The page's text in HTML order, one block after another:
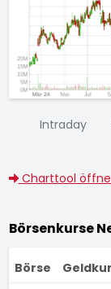
Intraday
Charttool
Börsenkurse
Börse